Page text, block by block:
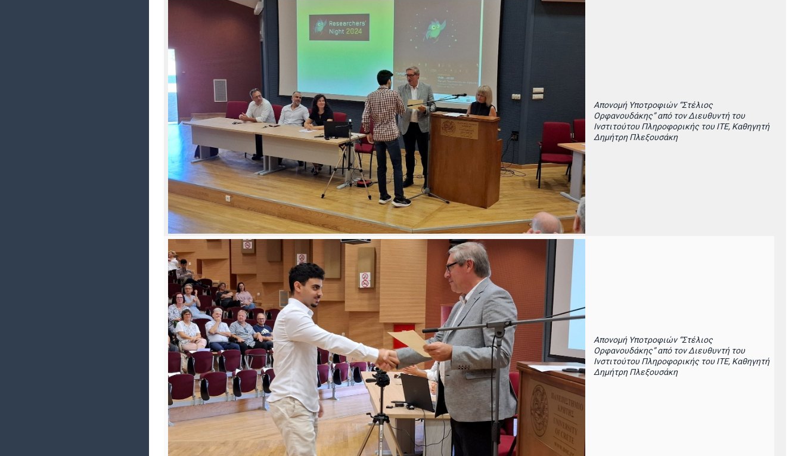
Απονομή Υποτροφιών “Στέλιος
Ορφανουδάκης” από τον Διευθυντή του
Ινστιτούτου Πληροφορικής του ΙΤΕ, Καθηγητή
Δημήτρη Πλεξουσάκη
Απονομή Υποτροφιών “Στέλιος
Ορφανουδάκης” από τον Διευθυντή του
Ινστιτούτου Πληροφορικής του ΙΤΕ, Καθηγητή
Δημήτρη Πλεξουσάκη